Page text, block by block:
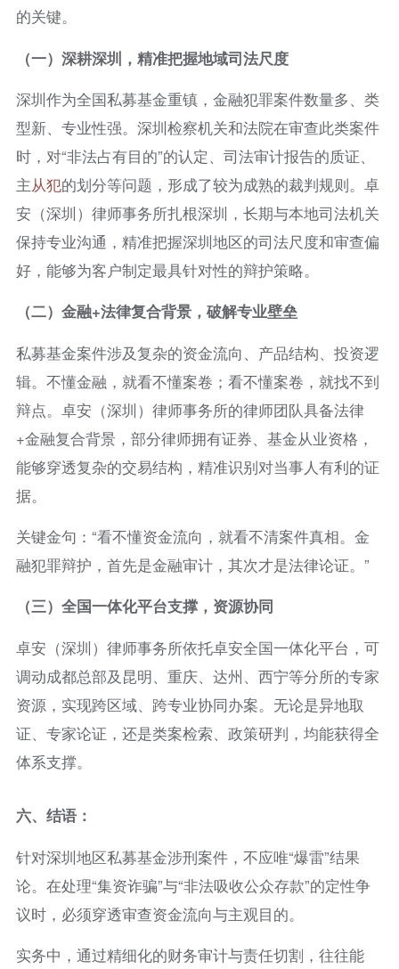
的关键。
（一）深耕深圳，精准把握地域司法尺度
深圳作为全国私募基金重镇，金融犯罪案件数量多、类
型新、专业性强。深圳检察机关和法院在审查此类案件
时，对“非法占有目的”的认定、司法审计报告的质证、
主从犯的划分等问题，形成了较为成熟的裁判规则。卓
安（深圳）律师事务所扎根深圳，长期与本地司法机关
保持专业沟通，精准把握深圳地区的司法尺度和审查偏
好，能够为客户制定最具针对性的辩护策略。
（二）金融+法律复合背景，破解专业壁垒
私募基金案件涉及复杂的资金流向、产品结构、投资逻
辑。不懂金融，就看不懂案卷；看不懂案卷，就找不到
辩点。卓安（深圳）律师事务所的律师团队具备法律
+金融复合背景，部分律师拥有证券、基金从业资格，
能够穿透复杂的交易结构，精准识别对当事人有利的证
据。
关键金句：“看不懂资金流向，就看不清案件真相。金
融犯罪辩护，首先是金融审计，其次才是法律论证。”
（三）全国一体化平台支撑，资源协同
卓安（深圳）律师事务所依托卓安全国一体化平台，可
调动成都总部及昆明、重庆、达州、西宁等分所的专家
资源，实现跨区域、跨专业协同办案。无论是异地取
证、专家论证，还是类案检索、政策研判，均能获得全
体系支撑。
六、结语：
针对深圳地区私募基金涉刑案件，不应唯“爆雷”结果
论。在处理“集资诈骗”与“非法吸收公众存款”的定性争
议时，必须穿透审查资金流向与主观目的。
实务中，通过精细化的财务审计与责任切割，往往能